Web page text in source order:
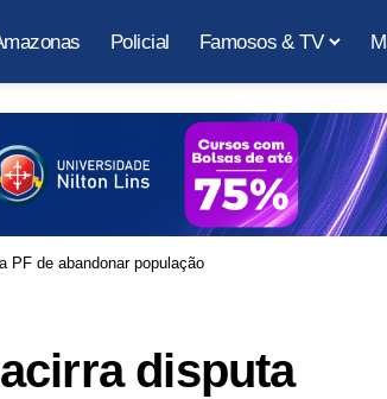
Policial Famosos & TV
PF de abandonar população
disputa